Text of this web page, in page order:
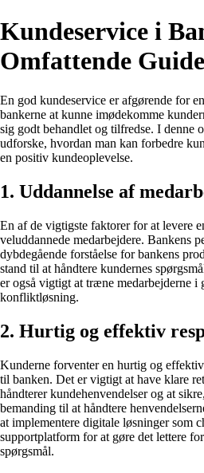
Kundeservice i
Omfattende Guide
En god kundeservice er afgørende for
bankerne at kunne imødekomme
sig godt behandlet og tilfredse. I denne
udforske, hvordan man kan forbedre
en positiv kundeoplevelse.
1. Uddannelse af
En af de vigtigste faktorer for at levere
veluddannede medarbejdere. Bankens
dybdegående forståelse for bankens
stand til at håndtere kundernes
er også vigtigt at træne medarbejderne
konfliktløsning.
2. Hurtig og effektiv
Kunderne forventer en hurtig og
til banken. Det er vigtigt at have klare
håndterer kundehenvendelser og at
bemanding til at håndtere
at implementere digitale løsninger som
supportplatform for at gøre det lettere
spørgsmål.